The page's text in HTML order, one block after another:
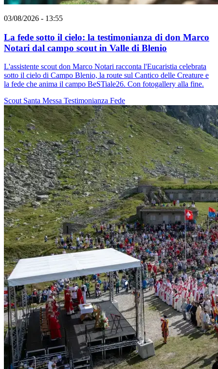
03/08/2026 - 13:55
La fede sotto il cielo: la testimonianza di don Marco
Notari dal campo scout in Valle di Blenio
L'assistente scout don Marco Notari racconta l'Eucaristia celebrata
sotto il cielo di Campo Blenio, la route sul Cantico delle Creature e
la fede che anima il campo BeSTiale26. Con fotogallery alla fine.
Scout Santa Messa Testimonianza Fede